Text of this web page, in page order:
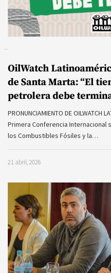
OilWatch
de Santa Marta: “El
petrolera debe
PRONUNCIAMIENTO DE OILWATCH
Primera Conferencia Internacional
los Combustibles Fósiles y la…
21 abril, 2026